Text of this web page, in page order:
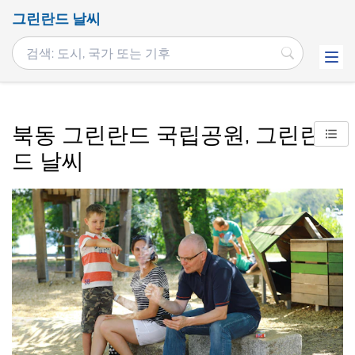
그린란드 날씨
북동 그린란드 국립공원, 그린란
드 날씨